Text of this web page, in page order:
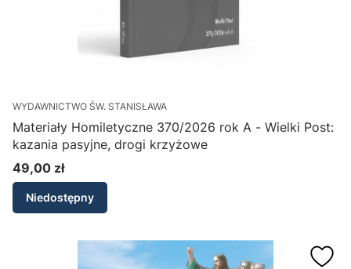
WYDAWNICTWO ŚW. STANISŁAWA
Materiały Homiletyczne 370/2026 rok A - Wielki Post:
kazania pasyjne, drogi krzyżowe
Cena
49,00 zł
Niedostępny